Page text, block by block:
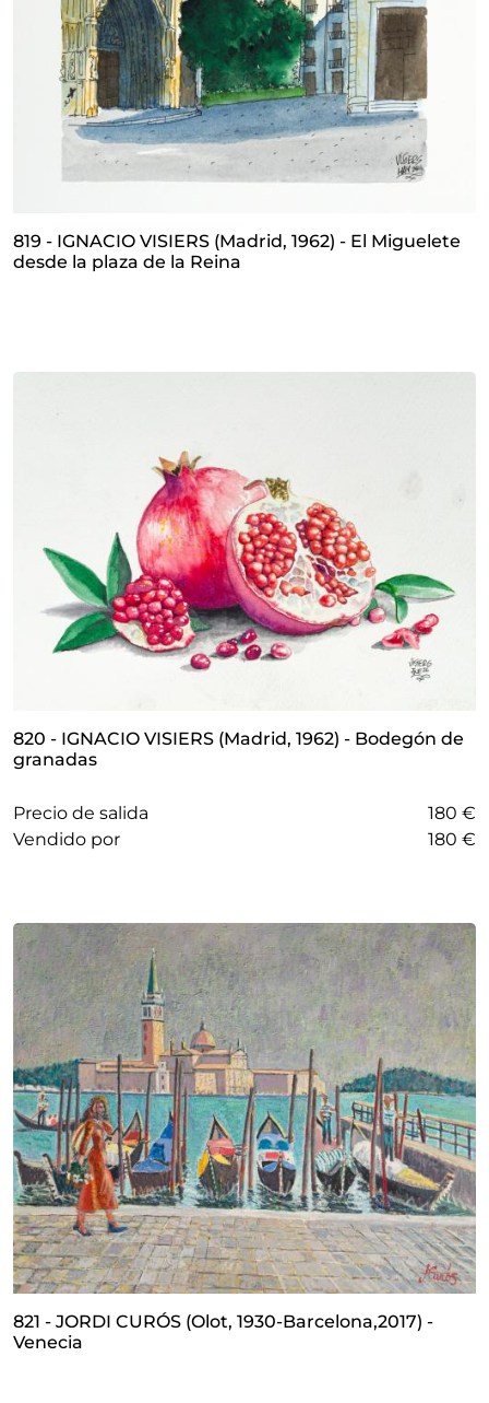
819 - IGNACIO VISIERS (Madrid, 1962) - El Miguelete
desde la plaza de la Reina
820 - IGNACIO VISIERS (Madrid, 1962) - Bodegón de
granadas
Precio de salida
180 €
vendido por
180 €
821 - JORDI CURÓS (Olot, 1930-Barcelona,2017) -
Venecia